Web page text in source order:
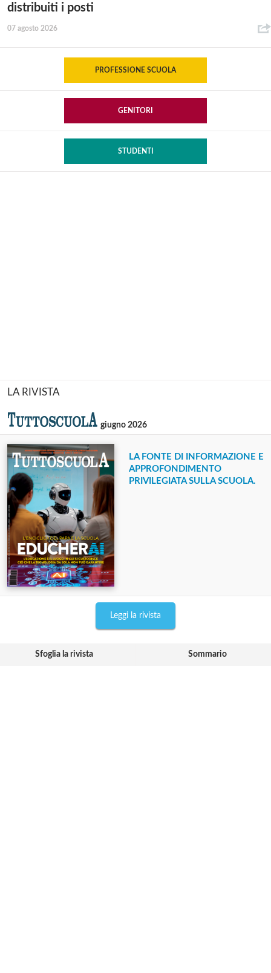
distribuiti i posti
07 agosto 2026
PROFESSIONE SCUOLA
GENITORI
STUDENTI
LA RIVISTA
giugno 2026
LA FONTE DI INFORMAZIONE E
APPROFONDIMENTO
PRIVILEGIATA SULLA SCUOLA.
Leggi la rivista
Sfoglia la rivista Sommario